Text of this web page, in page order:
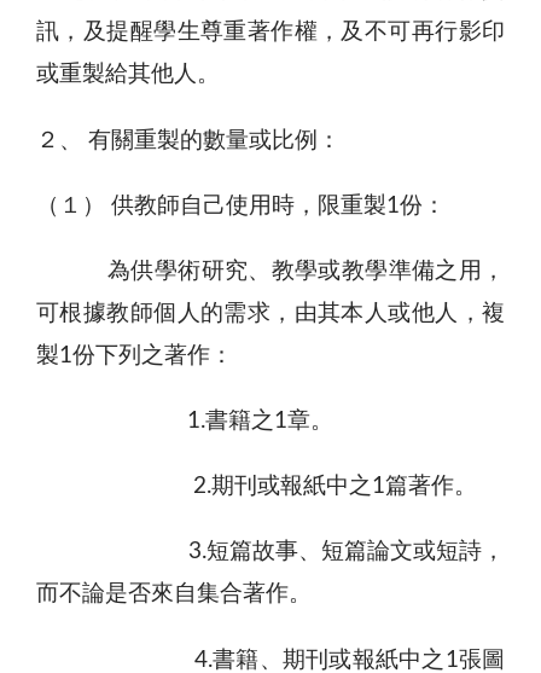
訊，及提醒學生尊重著作權，及不可再行影印
或重製給其他人。
２、 有關重製的數量或比例：
（１） 供教師自己使用時，限重製1份：
為供學術研究、教學或教學準備之用，
可根據教師個人的需求，由其本人或他人，複
製1份下列之著作：
1.書籍之1章。
2.期刊或報紙中之1篇著作。
3.短篇故事、短篇論文或短詩，
而不論是否來自集合著作。
4.書籍、期刊或報紙中之1張圖